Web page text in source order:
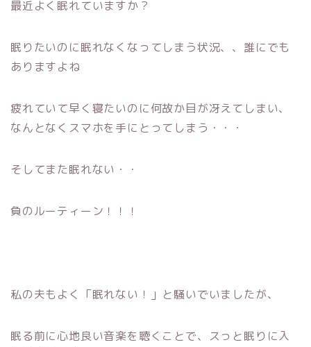
最近よく眠れていますか？
眠りたいのに眠れなくなってしまう状況、、誰にでも
ありますよね
疲れていて早く寝たいのに何故か目が冴えてしまい、
なんとなくスマホを手にとってしまう・・・
そしてまた眠れない・・
負のルーティーン！！！
私の夫もよく「眠れない！」と騒いでいましたが、
眠る前に心地良い音楽を聴くことで、スっと眠りに入